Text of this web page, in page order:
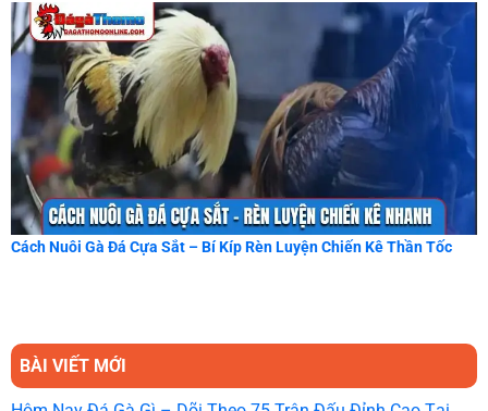
Cách Nuôi Gà Đá Cựa Sắt – Bí Kíp Rèn Luyện Chiến Kê Thần Tốc
BÀI VIẾT MỚI